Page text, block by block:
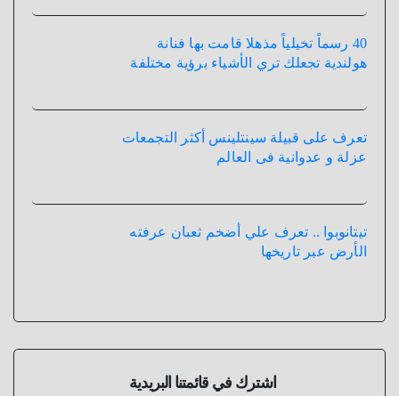
40 رسماً تخيلياً مذهلا قامت بها فنانة
هولندية تجعلك تري الأشياء برؤية مختلفة
تعرف على قبيلة سينتلينس أكثر التجمعات
عزلة و عدوانية فى العالم
تيتانوبوا .. تعرف علي أضخم ثعبان عرفته
الأرض عبر تاريخها
اشترك في قائمتنا البريدية